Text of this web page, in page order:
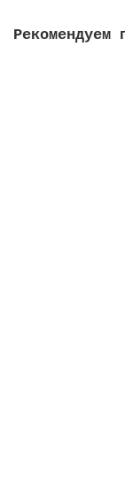
Рекомендуем